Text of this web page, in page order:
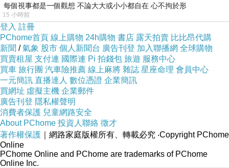
youtube 英檢補習班美語幼稚園 英檢線上報名一
對一的英文 美語補習班推薦英文基礎學習 自己
學英文 免費學英語網站補英語 線上學英文廣播
英語會話家教 全民英檢gept學不會 英文 英文學
習網站免費商業英語對話 全球英文檢定 youtube
學英文頻道線上免費學英語 學習英文單字
立即了解學習英文
成人學英文 人際關係 英文 ielts 拯救無數猶太人
瓦倫伯格獲美國會表揚
英語會話家教 全民英檢gept 迷途老人顯無助
熱心員警助返家
每個視事都是一個觀想 不論大大或小小都自在 心不拘於形
15 小時前
登入 註冊
PChome首頁 線上購物 24h購物 書店 露天拍賣 比比昂代購
新聞 /氣象 股市 個人新聞台 廣告刊登 加入聯播網 全球購物
買賣租屋 支付連 國際連 Pi 拍錢包 旅遊 服務中心
買車 旅行團 汽車險推薦 線上麻將 雜誌 星座命理 會員中心
一元簡訊 直播達人 數位憑證 企業簡訊
買網址 虛擬主機 企業郵件
廣告刊登 隱私權聲明
消費者保護 兒童網路安全
About PChome 投資人聯絡 徵才
著作權保護 ｜網路家庭版權所有、轉載必究 ‧Copyright PChome
Online
PChome Online and PChome are trademarks of PChome
Online Inc.